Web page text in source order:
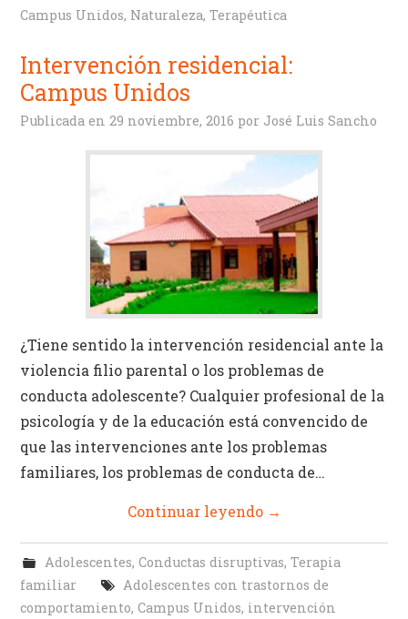
Campus Unidos, Naturaleza,Terapéutica
Intervención residencial:
Campus Unidos
Publicada en29 noviembre, 2016 por José Luis Sancho
¿Tiene sentido la intervención residencial ante la
violencia filio parental o los problemas de
conducta adolescente? Cualquier profesional de la
psicología y de la educación está convencido de
que las intervenciones ante los problemas
familiares, los problemas de conducta de…
Continuar leyendo →
Adolescentes, Conductas disruptivas, Terapia
familiar
Adolescentes con trastornos de
comportamiento,Campus Unidos, intervención